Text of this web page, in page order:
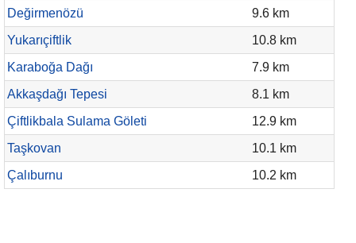
Değirmenözü
9.6 km
Yukarıçiftlik
10.8 km
Karaboğa Dağı
7.9 km
Akkaşdağı Tepesi
8.1 km
Çiftlikbala Sulama Göleti
12.9 km
Taşkovan
10.1 km
Çalıburnu
10.2 km